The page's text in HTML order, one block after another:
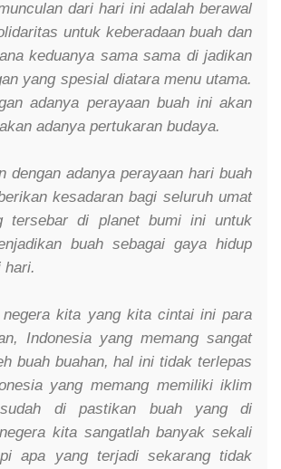
dari hari ini adalah berawal
untuk keberadaan buah dan
keduanya sama sama di jadikan
yang spesial diatara menu utama.
adanya perayaan buah ini akan
adanya pertukaran budaya.
dengan adanya perayaan hari buah
kesadaran bagi seluruh umat
tersebar di planet bumi ini untuk
buah sebagai gaya hidup
hari.
negera kita yang kita cintai ini para
Indonesia yang memang sangat
buah buahan, hal ini tidak terlepas
yang memang memiliki iklim
di pastikan buah yang di
kita sangatlah banyak sekali
apa yang terjadi sekarang tidak